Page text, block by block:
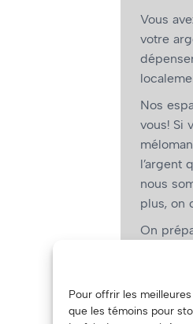
Pour offrir les
que les témoins pour
Vous
votre
Nos
vous! Si
l’argent
nous
plus, on
On
vous,